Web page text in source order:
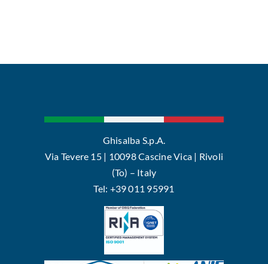
Ghisalba S.p.A.
Via Tevere 15 | 10098 Cascine Vica | Rivoli
(To) – Italy
Tel: +39 011 95991